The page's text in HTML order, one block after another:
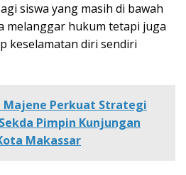
siswa yang masih di bawah
melanggar hukum tetapi juga
keselamatan diri sendiri
Majene Perkuat Strategi
Pimpin Kunjungan
Makassar